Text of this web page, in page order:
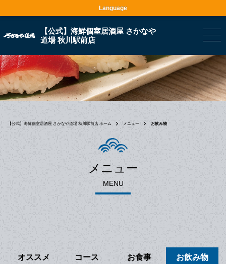
【公式】海鮮個室居酒屋 さかなや
道場 秋川駅前店
【公式】海鮮個室居酒屋 さかなや道場 秋川駅前店 ホーム メニュー お飲み物
メニュー
MENU
オススメ コース お食事 お飲み物
Language